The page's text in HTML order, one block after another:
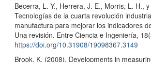
Becerra, L. Y., Herrera, J. E., Morris, L. H.,
Tecnologías de la cuarta revolución
manufactura para mejorar los indicadores
Una revisión. Entre Ciencia e Ingeniería,
https://doi.org/10.31908/19098367.3149
Brook, K. (2008). Developments in